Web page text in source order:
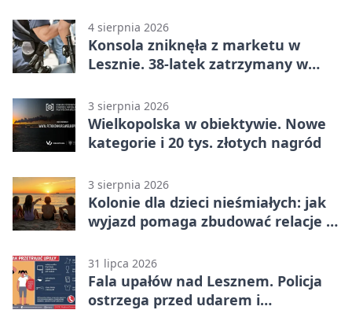
4 sierpnia 2026
Konsola zniknęła z marketu w
Lesznie. 38-latek zatrzymany w
3 sierpnia 2026
Wielkopolska w obiektywie. Nowe
kategorie i 20 tys. złotych nagród
3 sierpnia 2026
Kolonie dla dzieci nieśmiałych: jak
wyjazd pomaga zbudować relacje z
31 lipca 2026
Fala upałów nad Lesznem. Policja
ostrzega przed udarem i